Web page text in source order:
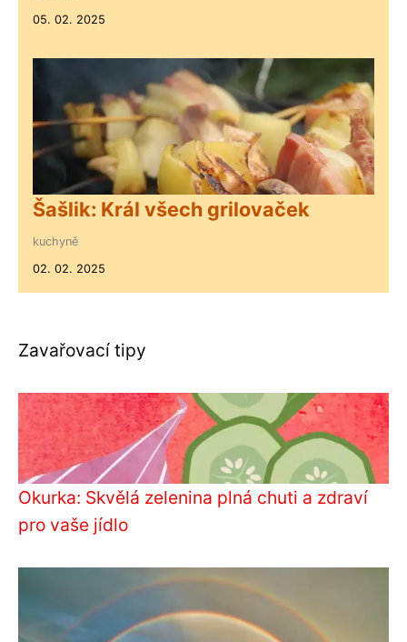
05. 02. 2025
Šašlik: Král všech grilovaček
kuchyně
02. 02. 2025
Zavařovací tipy
Okurka: Skvělá zelenina plná chuti a zdraví
pro vaše jídlo